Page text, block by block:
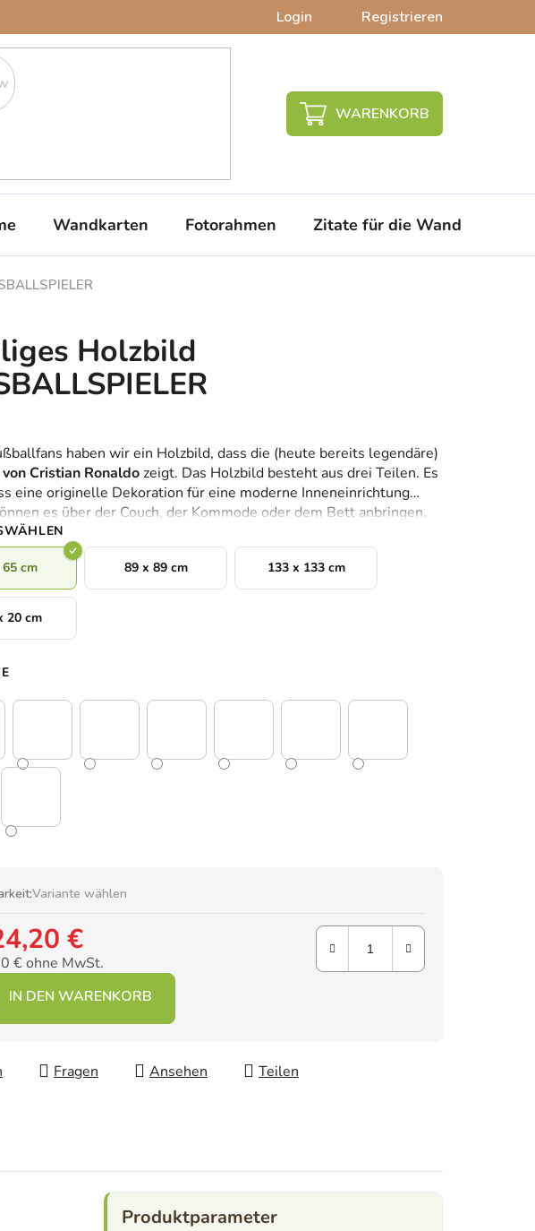
Login Registrieren
WARENKORB
Wandkarten Fotorahmen Zitate für die Wand
Holzbild
haben wir ein Holzbild, dass die (heute bereits legendäre)
Cristian Ronaldozeigt. Das Holzbild besteht aus drei Teilen. Es
eine originelle Dekoration für eine moderne Inneneinrichtung
es über der Couch, der Kommode oder dem Bett anbringen.
cm 89 x 89 cm 133 x 133 cm
20 cm
Variante wählen
€
€ohne MwSt.
Fragen Ansehen Teilen